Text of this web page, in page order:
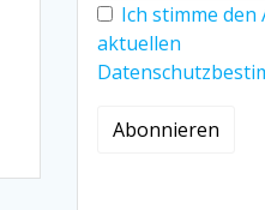
Ich stimme den
aktuellen